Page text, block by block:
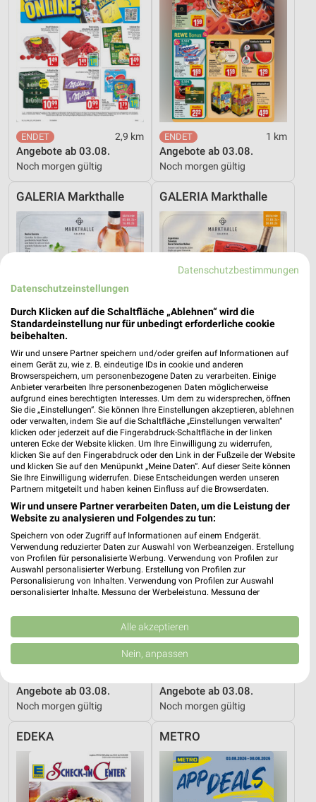
2,9 km
Angebote ab 03.08.
Noch morgen gültig
1 km
Angebote ab 03.08.
Noch morgen gültig
GALERIA Markthalle
1,3 km
Angebote ab 03.08.
Gültig bis So. 16.08.
GALERIA Markthalle
1,3 km
Angebote ab 17.08.
Gültig ab Mo. 17.08.
diska
Angebote ab 03.08.
Noch morgen gültig
EDEKA
Angebote ab 03.08.
Noch morgen gültig
EDEKA METRO
Datenschutzbestimmungen
Datenschutzeinstellungen
Durch Klicken auf die Schaltfläche „Ablehnen“ wird die
Standardeinstellung nur für unbedingt erforderliche cookie
beibehalten.
Wir und unsere Partner speichern und/oder greifen auf Informationen auf
einem Gerät zu, wie z. B. eindeutige IDs in cookie und anderen
Browserspeichern, um personenbezogene Daten zu verarbeiten. Einige
Anbieter verarbeiten Ihre personenbezogenen Daten möglicherweise
aufgrund eines berechtigten Interesses. Um dem zu widersprechen, öffnen
Sie die „Einstellungen“. Sie können Ihre Einstellungen akzeptieren, ablehnen
oder verwalten, indem Sie auf die Schaltfläche „Einstellungen verwalten“
klicken oder jederzeit auf die Fingerabdruck-Schaltfläche in der linken
unteren Ecke der Website klicken. Um Ihre Einwilligung zu widerrufen,
klicken Sie auf den Fingerabdruck oder den Link in der Fußzeile der Website
und klicken Sie auf den Menüpunkt „Meine Daten“. Auf dieser Seite können
Sie Ihre Einwilligung widerrufen. Diese Entscheidungen werden unseren
Partnern mitgeteilt und haben keinen Einfluss auf die Browserdaten.
Wir und unsere Partner verarbeiten Daten, um die Leistung der
Website zu analysieren und Folgendes zu tun:
Speichern von oder Zugriff auf Informationen auf einem Endgerät.
Verwendung reduzierter Daten zur Auswahl von Werbeanzeigen. Erstellung
von Profilen für personalisierte Werbung. Verwendung von Profilen zur
Auswahl personalisierter Werbung. Erstellung von Profilen zur
Personalisierung von Inhalten. Verwendung von Profilen zur Auswahl
personalisierter Inhalte. Messung der Werbeleistung. Messung der
Kombinationen von Daten aus verschiedenen Quellen. Entwicklung und
Verbesserung der Angebote. Verwendung reduzierter Daten zur Auswahl
von Inhalten.
Daten können außerhalb der Europäischen Union weitergegeben und in die
USA gesendet werden.
Website/App.
Partnerliste anzeigen (1 IAB-Anbieter)
IAB-Verarbeitungszwecke:
Speichern von oder Zugriff auf Informationen
auf einem Endgerät
Alle akzeptieren
Nein, anpassen